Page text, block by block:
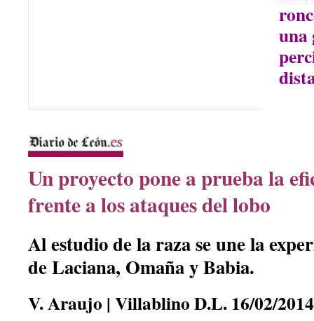
una
Un proyecto pone a prueba la
frente a los ataques del lobo
Al estudio de la raza se une la
de Laciana, Omaña y Babia.
V. Araujo | VillablinoD.L. 16/02/2014